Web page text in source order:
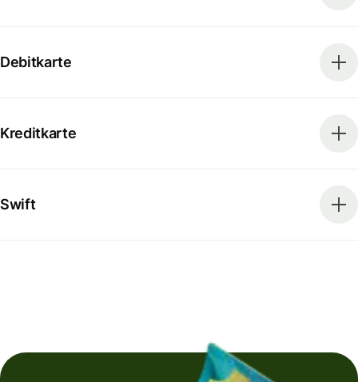
Debitkarte
Kreditkarte
Swift